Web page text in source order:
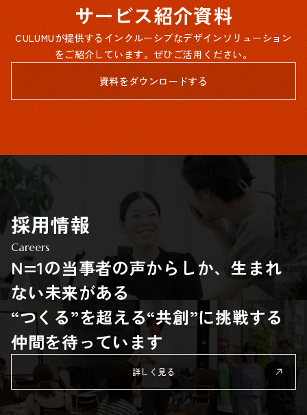
サービス紹介資料
CULUMUが提供するインクルーシブなデザインソリューション
をご紹介しています。ぜひご活用ください。
資料をダウンロードする
採用情報
Careers
N=1の当事者の声からしか、生まれ
ない未来がある
“つくる”を超える“共創”に挑戦する
仲間を待っています
詳しく見る